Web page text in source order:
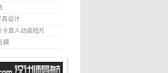
具设计
真人动画短片
模